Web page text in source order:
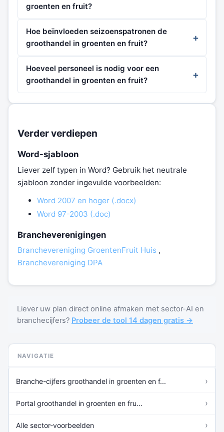
groenten en fruit?
Hoe beïnvloeden seizoenspatronen de
groothandel in groenten en fruit?
Hoeveel personeel is nodig voor een
groothandel in groenten en fruit?
Verder verdiepen
Word-sjabloon
Liever zelf typen in Word? Gebruik het neutrale
sjabloon zonder ingevulde voorbeelden:
Word 2007 en hoger (.docx)
Word 97-2003 (.doc)
Brancheverenigingen
Branchevereniging GroentenFruit Huis ,
Branchevereniging DPA
Liever uw plan direct online afmaken met sector-AI en
branchecijfers? Probeer de tool 14 dagen gratis →
NAVIGATIE
Branche-cijfers groothandel in groenten en f... ›
Portal groothandel in groenten en fru... ›
Alle sector-voorbeelden ›